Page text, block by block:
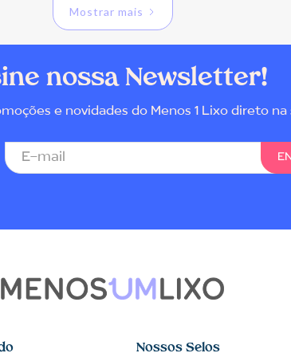
Mostrar mais
nossa Newsletter!
e novidades do Menos 1 Lixo direto na
Nossos Selos